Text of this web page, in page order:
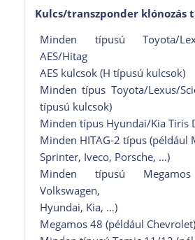
Kulcs/transzponder klónozás
Minden típusú Toyota/
AES/Hitag
AES kulcsok (H típusú kulcsok)
Minden típus Toyota/Lexus/
típusú kulcsok)
Minden típus Hyundai/Kia Tiris
Minden HITAG-2 típus (például
Sprinter, Iveco, Porsche, …)
Minden típusú
Volkswagen,
Hyundai, Kia, …)
Megamos 48 (például Chevrolet)